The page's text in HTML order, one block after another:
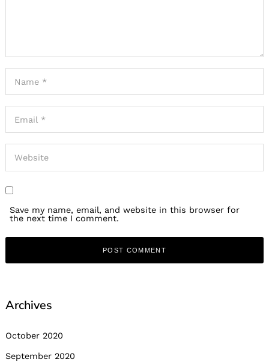
Save my name, email, and website in this browser for
the next time I comment.
Archives
October 2020
September 2020